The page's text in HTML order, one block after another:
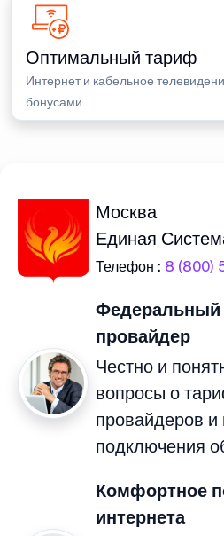
Оптимальный тариф
Интернет и кабельное
бонусами
Москва
Единая
Телефон : 8 (800)
Федеральный
провайдер
Честно и
вопросы о
провайдеров
подключения
Комфортное
интернета